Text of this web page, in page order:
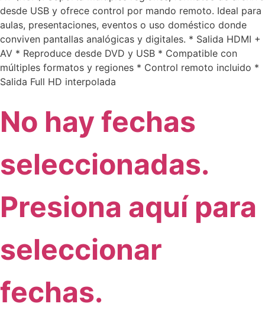
desde USB y ofrece control por mando remoto. Ideal para
aulas, presentaciones, eventos o uso doméstico donde
conviven pantallas analógicas y digitales. * Salida HDMI +
AV * Reproduce desde DVD y USB * Compatible con
múltiples formatos y regiones * Control remoto incluido *
Salida Full HD interpolada
No hay fechas
seleccionadas.
Presiona aquí para
seleccionar
fechas.